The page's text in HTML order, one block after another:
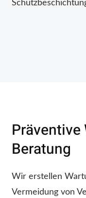
Präventive
Beratung
Wir erstellen
Vermeidung von